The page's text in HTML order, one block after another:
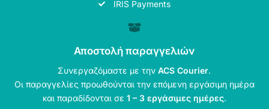
IRIS Payments
Αποστολή παραγγελιών
Συνεργαζόμαστε με τηνACS Courier.
Οι παραγγελίες προωθούνται την επόμενη εργάσιμη ημέρα
και παραδίδονται σε 1 – 3 εργάσιμες ημέρες.